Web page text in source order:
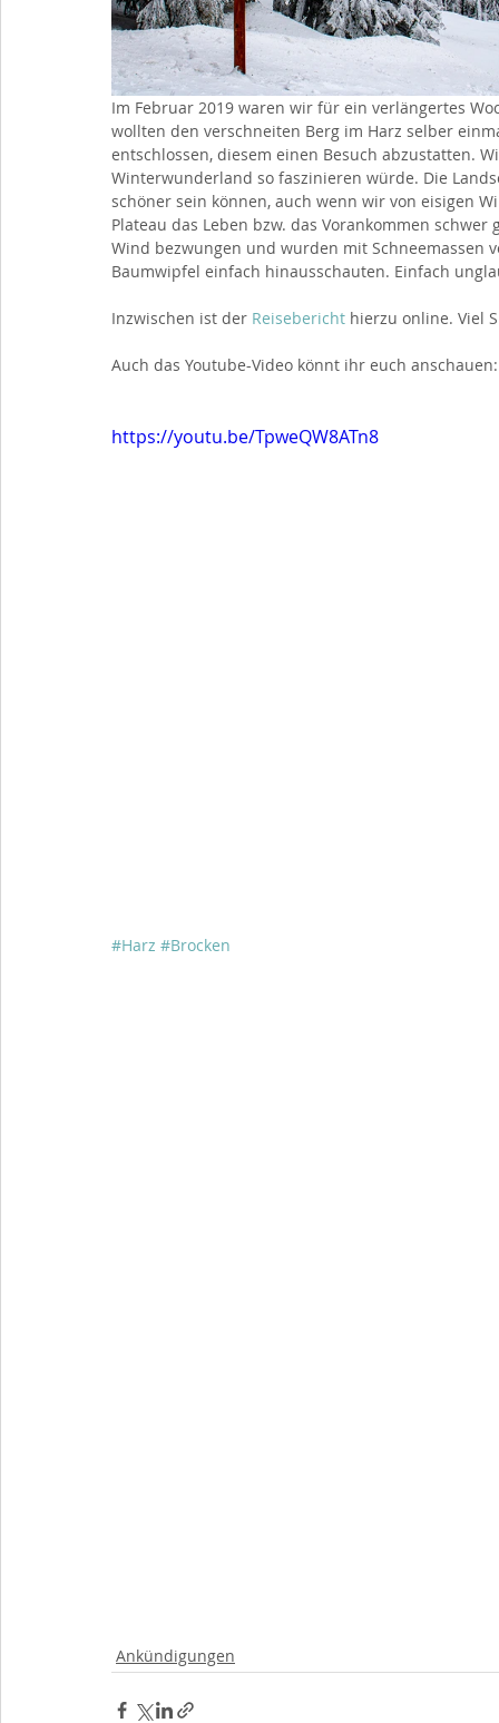
Im Februar 2019 waren wir für ein verlängertes
wollten den verschneiten Berg im Harz selber
entschlossen, diesem einen Besuch abzustatten.
Winterwunderland so faszinieren würde. Die
schöner sein können, auch wenn wir von eisigen
Plateau das Leben bzw. das Vorankommen
Wind bezwungen und wurden mit Schneemassen
Baumwipfel einfach hinausschauten. Einfach
Inzwischen ist der Reisebericht hierzu online. Viel
Auch das Youtube-Video könnt ihr euch anschauen:
https://youtu.be/TpweQW8ATn8
#Harz #Brocken
Ankündigungen